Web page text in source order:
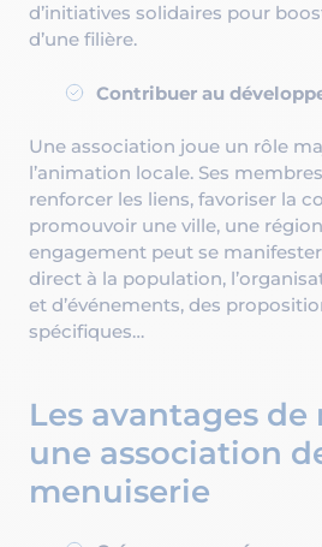
d’initiatives solidaires pour
d’une filière.
Contribuer au
Une association joue un rôle
l’animation locale. Ses
renforcer les liens, favoriser la
promouvoir une ville, une
engagement peut se
direct à la population,
et d’événements, des
spécifiques…
Les avantages
une association
menuiserie